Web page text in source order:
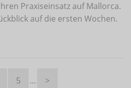
Praxiseinsatz auf Mallorca.
auf die ersten Wochen.
5 … >